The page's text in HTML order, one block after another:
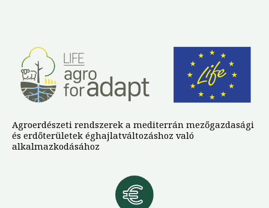
Agroerdészeti rendszerek a mediterrán mezőgazdasági
és erdőterületek éghajlatváltozáshoz való
alkalmazkodásához